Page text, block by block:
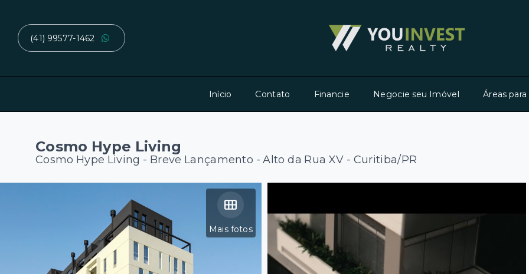
(41) 99577-1462
Início Contato Financie Negocie seu Imóvel Áreas
Cosmo Hype Living
Cosmo Hype Living - Breve Lançamento -Alto da Rua XV - Curitiba/PR
Mais fotos